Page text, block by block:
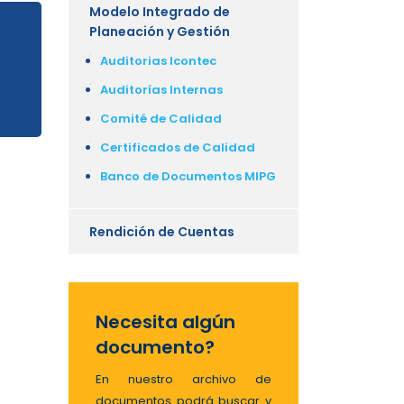
Modelo Integrado de
Planeación y Gestión
Auditorias Icontec
Auditorías Internas
Comité de Calidad
Certificados de Calidad
Banco de Documentos MIPG
Rendición de Cuentas
Necesita algún
documento?
En nuestro archivo de